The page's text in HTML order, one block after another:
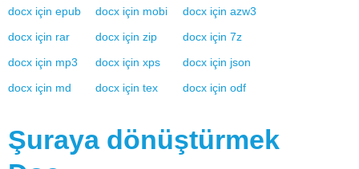
docx için epub docx için mobi docx için azw3
docx için rar docx için zip docx için 7z
docx için mp3 docx için xps docx için json
docx için md docx için tex docx için odf
Şuraya dönüştürmek